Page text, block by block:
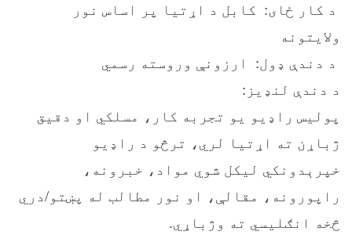
د کار ځای: کابل د اړتیا پر اساس نور
ولایتونه
د دندې ډول: ارزونې وروسته رسمي
د دندې لنډیز:
پولیس راډیو یو تجربه ‌کار، مسلکي او دقیق
ژباړن ته اړتیا لري، ترڅو د راډیو
خپرېدونکي لیکل شوي مواد، خبرونه،
راپورونه، مقالې، او نور مطالب له پښتو/دري
څخه انګلیسي ته وژباړي.